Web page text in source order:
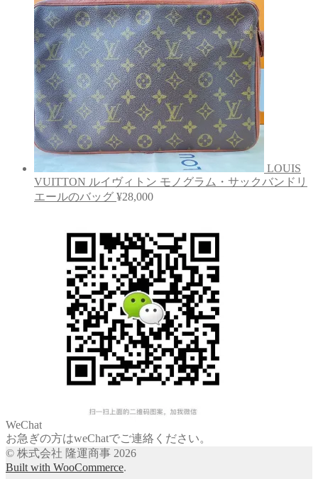
LOUIS
VUITTON ルイヴィトン モノグラム・サックバンドリ
エールのバッグ ¥28,000
WeChat
お急ぎの方はweChatでご連絡ください。
© 株式会社 隆運商事 2026
Built with WooCommerce.